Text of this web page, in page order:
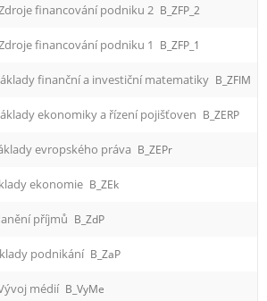
Zdroje financování podniku 2 B_ZFP_2
Zdroje financování podniku 1 B_ZFP_1
finanční a investiční matematiky B_ZFIM
ekonomiky a řízení pojišťoven B_ZERP
evropského práva B_ZEPr
ekonomie B_ZEk
příjmů B_ZdP
podnikání B_ZaP
médií B_VyMe